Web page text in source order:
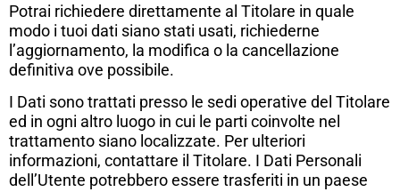
Potrai richiedere direttamente al Titolare in quale
modo i tuoi dati siano stati usati, richiederne
l’aggiornamento, la modifica o la cancellazione
definitiva ove possibile.
I Dati sono trattati presso le sedi operative del Titolare
ed in ogni altro luogo in cui le parti coinvolte nel
trattamento siano localizzate. Per ulteriori
informazioni, contattare il Titolare. I Dati Personali
dell’Utente potrebbero essere trasferiti in un paese